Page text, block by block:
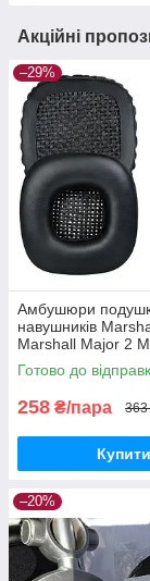
Акційні
–29%
Амбушюри
навушників
Marshall Major 2
Music Go Play Black
Готово до
258 ₴/пара 363
Купити
–20%